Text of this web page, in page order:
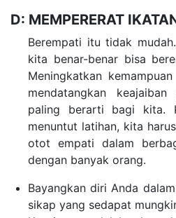
D: MEMPERERAT
Berempati itu tidak
kita benar-benar bisa
Meningkatkan
mendatangkan
paling berarti bagi kita.
menuntut latihan, kita
otot empati dalam
dengan banyak orang.
Bayangkan diri Anda
sikap yang sedapat